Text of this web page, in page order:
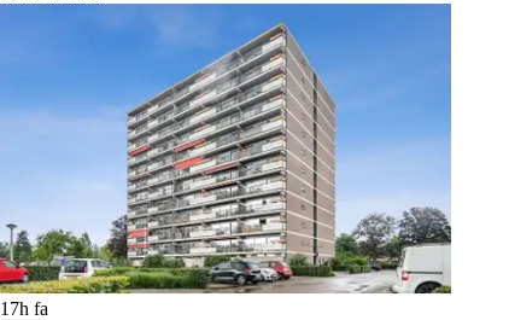
Appartamento, Velp
1 camera da letto · 60 m² · Non arredato
Aalscholversingel, Velp
1.062 €